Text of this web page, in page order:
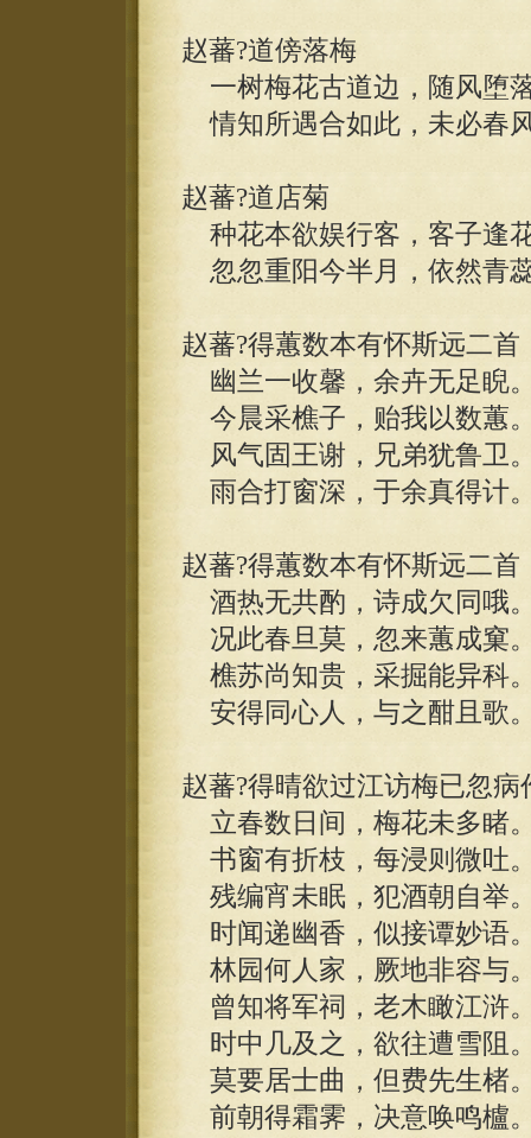
赵蕃?道傍落梅
一树梅花古道边，随风堕
情知所遇合如此，未必春
赵蕃?道店菊
种花本欲娱行客，客子逢
忽忽重阳今半月，依然青
赵蕃?得蕙数本有怀斯远二首
幽兰一收馨，余卉无足睨
今晨采樵子，贻我以数蕙
风气固王谢，兄弟犹鲁卫
雨合打窗深，于余真得计
赵蕃?得蕙数本有怀斯远二首
酒热无共酌，诗成欠同哦
况此春旦莫，忽来蕙成窠
樵苏尚知贵，采掘能异科
安得同心人，与之酣且歌
赵蕃?得晴欲过江访梅已忽
立春数日间，梅花未多睹
书窗有折枝，每浸则微吐
残编宵未眠，犯酒朝自举
时闻递幽香，似接谭妙语
林园何人家，厥地非容与
曾知将军祠，老木瞰江浒
时中几及之，欲往遭雪阻
莫要居士曲，但费先生楮
前朝得霜霁，决意唤鸣櫨